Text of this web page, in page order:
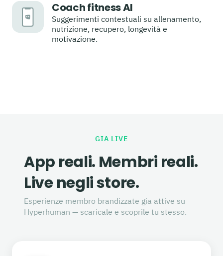
Coach fitness AI
Suggerimenti contestuali su allenamento,
nutrizione, recupero, longevità e
motivazione.
GIA LIVE
App reali. Membri reali.
Live negli store.
Esperienze membro brandizzate gia attive su
Hyperhuman — scaricale e scoprile tu stesso.